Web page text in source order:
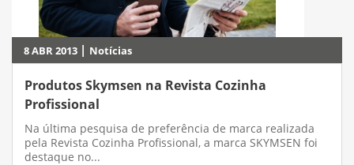
8 ABR 2013 | Notícias
Produtos Skymsen na Revista Cozinha
Profissional
Na última pesquisa de preferência de marca realizada
pela Revista Cozinha Profissional, a marca SKYMSEN foi
destaque no...